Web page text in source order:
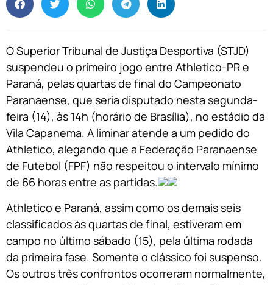
O Superior Tribunal de Justiça Desportiva (STJD)
suspendeu o primeiro jogo entre Athletico-PR e
Paraná, pelas quartas de final do Campeonato
Paranaense, que seria disputado nesta segunda-
feira (14), às 14h (horário de Brasília), no estádio da
Vila Capanema. A liminar atende a um pedido do
Athletico, alegando que a Federação Paranaense
de Futebol (FPF) não respeitou o intervalo mínimo
de 66 horas entre as partidas.
Athletico e Paraná, assim como os demais seis
classificados às quartas de final, estiveram em
campo no último sábado (15), pela última rodada
da primeira fase. Somente o clássico foi suspenso.
Os outros três confrontos ocorreram normalmente,